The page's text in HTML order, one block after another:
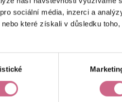
sociální média, inzerci a
které získali v důsledku toho,